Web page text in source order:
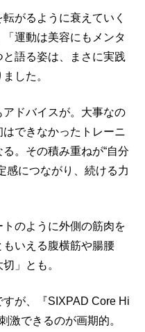
がるように衰えていく
運動は美容にもメンタ
語る姿は、まさに実践
した。
ドバイスが。大事なの
できなかったトレーニ
。その積み重ねが“自分
感につながり、続ける力
のように外側の筋肉を
いえる腹横筋や腸腰
」とも。
すが、『SIXPAD Core Hi
激できるのが画期的。